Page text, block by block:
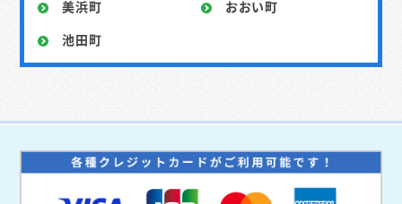
美浜町
おおい町
池田町